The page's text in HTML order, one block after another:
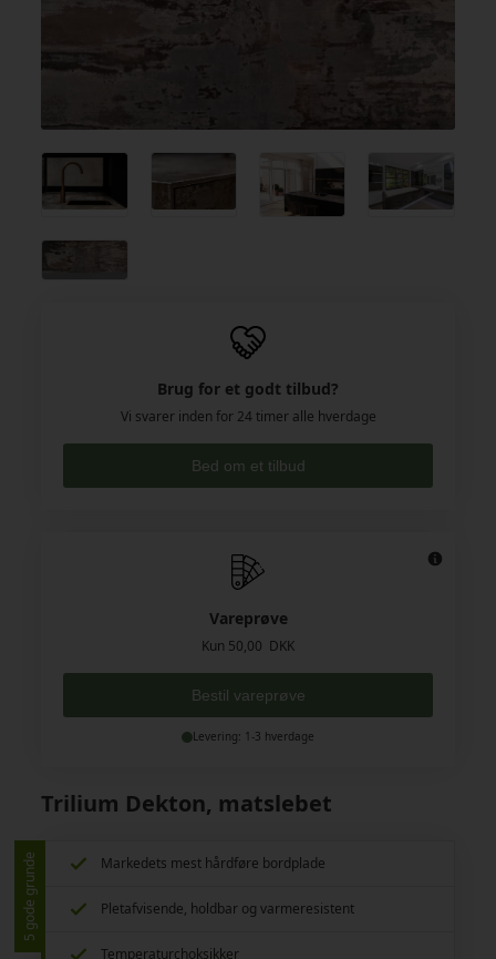
Trilium Dekton, matslebet
5 gode grunde Markedets mest hårdføre bordplade
Pletafvisende, holdbar og varmeresistent
Temperaturchoksikker
Brug for et godt tilbud?
Vi svarer inden for 24 timer alle hverdage
Bed om et tilbud
Vareprøve
Kun 50,00 DKK
Bestil vareprøve
Levering: 1-3 hverdage